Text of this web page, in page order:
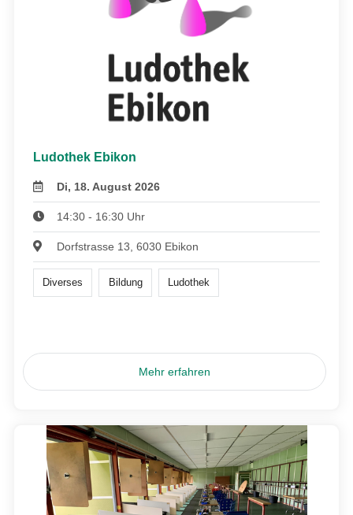
Ludothek Ebikon
Di, 18. August 2026
14:30 - 16:30 Uhr
Dorfstrasse 13, 6030 Ebikon
Diverses Bildung Ludothek
Mehr erfahren